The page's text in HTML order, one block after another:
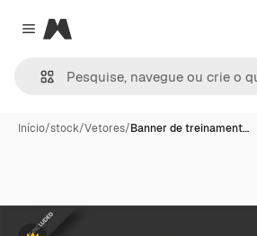
Close menu
Magnific
Início/stock/Vetores/Banner de treinament…